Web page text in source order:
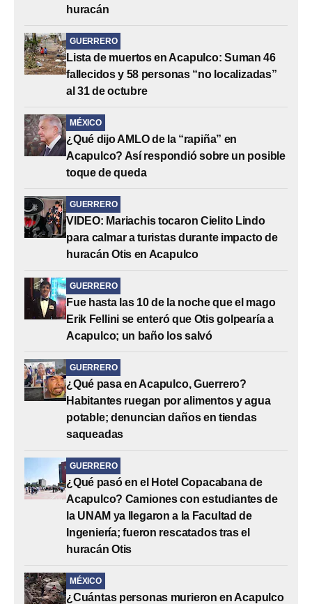
huracán
GUERRERO
Lista de muertos en Acapulco: Suman 46
fallecidos y 58 personas “no localizadas”
al 31 de octubre
MÉXICO
¿Qué dijo AMLO de la “rapiña” en
Acapulco? Así respondió sobre un posible
toque de queda
GUERRERO
VIDEO: Mariachis tocaron Cielito Lindo
para calmar a turistas durante impacto de
huracán Otis en Acapulco
GUERRERO
Fue hasta las 10 de la noche que el mago
Erik Fellini se enteró que Otis golpearía a
Acapulco; un baño los salvó
GUERRERO
¿Qué pasa en Acapulco, Guerrero?
Habitantes ruegan por alimentos y agua
potable; denuncian daños en tiendas
saqueadas
GUERRERO
¿Qué pasó en el Hotel Copacabana de
Acapulco? Camiones con estudiantes de
la UNAM ya llegaron a la Facultad de
Ingeniería; fueron rescatados tras el
huracán Otis
MÉXICO
¿Cuántas personas murieron en Acapulco